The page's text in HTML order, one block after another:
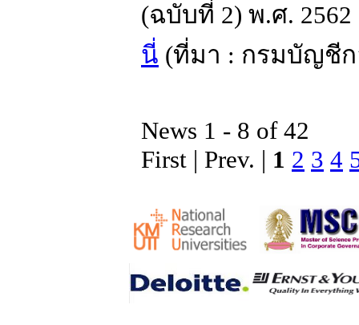
(ฉบับที่ 2) พ.ศ.
นี่ (ที่มา : กรมบัญชีก
News 1 - 8 of 42
First | Prev. | 1 2 3 4